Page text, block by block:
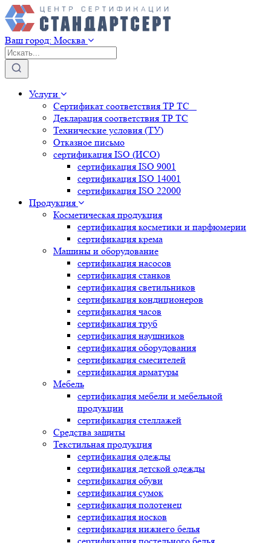
Ваш город: Москва
Услуги
Сертификат соответствия ТР ТС
Декларация соответствия ТР ТС
Технические условия (ТУ)
Отказное письмо
сертификация ISO (ИСО)
сертификация ISO 9001
сертификация ISO 14001
сертификация ISO 22000
Продукция
Косметическая продукция
сертификация косметики и парфюмерии
сертификация крема
Машины и оборудование
сертификация насосов
сертификация станков
сертификация светильников
сертификация кондиционеров
сертификация часов
сертификация труб
сертификация наушников
сертификация оборудования
сертификация смесителей
сертификация арматуры
Мебель
сертификация мебели и мебельной
продукции
сертификация стеллажей
Средства защиты
Текстильная продукция
сертификация одежды
сертификация детской одежды
сертификация обуви
сертификация сумок
сертификация полотенец
сертификация носков
сертификация нижнего белья